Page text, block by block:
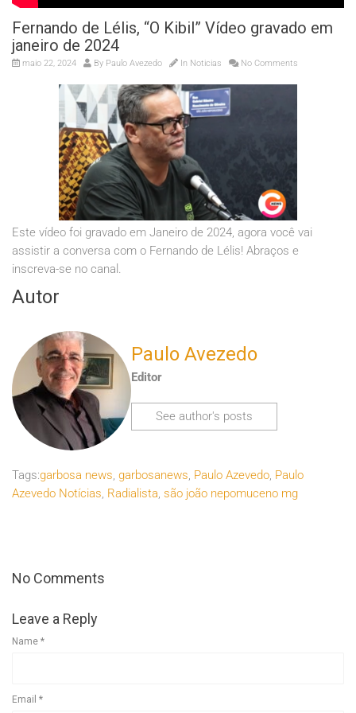
Fernando de Lélis, “O Kibil” Vídeo gravado em
janeiro de 2024
maio 22, 2024 By Paulo Avezedo In Noticias No Comments
Este vídeo foi gravado em Janeiro de 2024, agora você vai
assistir a conversa com o Fernando de Lélis! Abraços e
inscreva-se no canal.
Autor
Paulo Avezedo
Editor
See author's posts
Tags:garbosa news, garbosanews, Paulo Azevedo, Paulo
Azevedo Notícias, Radialista, são joão nepomuceno mg
No Comments
Leave a Reply
Name *
Email *